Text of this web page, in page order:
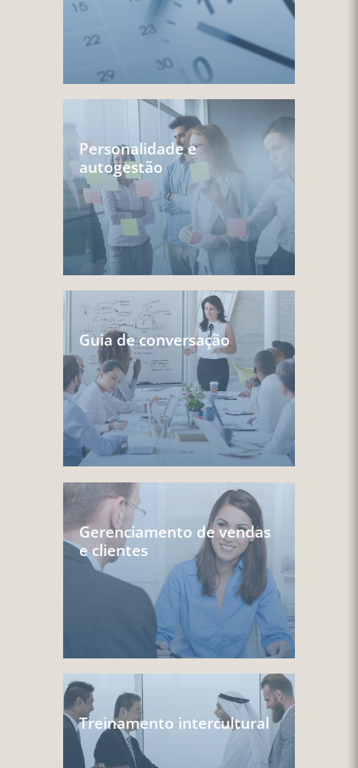
Personalidade e
autogestão
Guia de conversação
Gerenciamento de vendas
e clientes
Treinamento intercultural